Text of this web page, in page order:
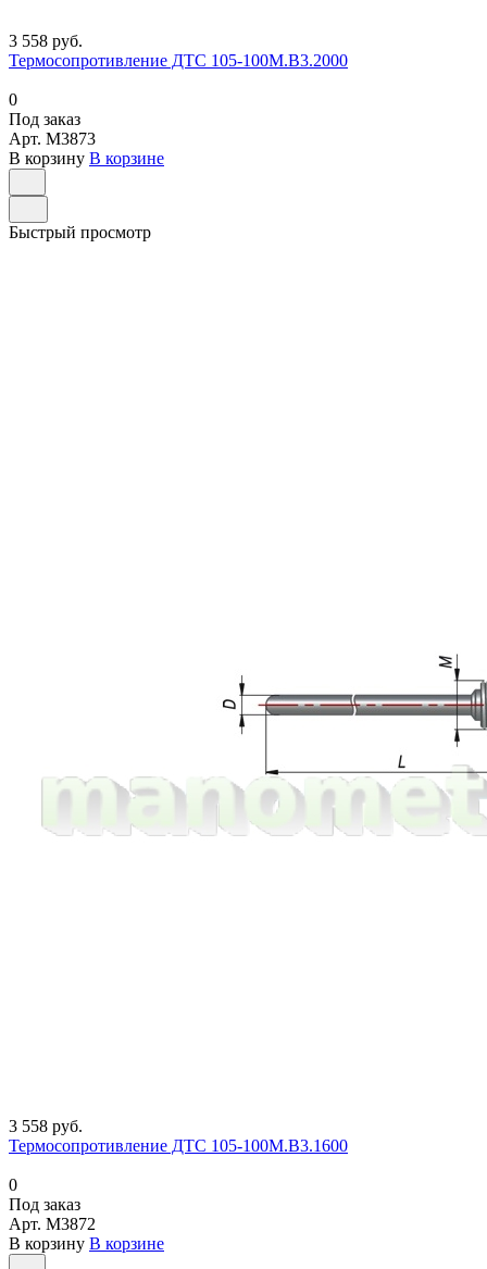
3 558 руб.
Термосопротивление ДТС 105-100М.В3.2000
0
Под заказ
Арт. M3873
В корзину В корзине
Быстрый просмотр
3 558 руб.
Термосопротивление ДТС 105-100М.В3.1600
0
Под заказ
Арт. M3872
В корзину В корзине